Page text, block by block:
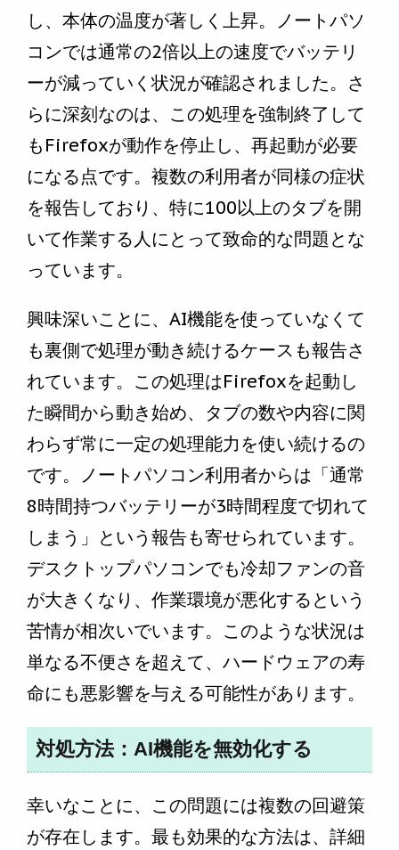
し、本体の温度が著しく上昇。ノートパソ
コンでは通常の2倍以上の速度でバッテリ
ーが減っていく状況が確認されました。さ
らに深刻なのは、この処理を強制終了して
もFirefoxが動作を停止し、再起動が必要
になる点です。複数の利用者が同様の症状
を報告しており、特に100以上のタブを開
いて作業する人にとって致命的な問題とな
っています。
興味深いことに、AI機能を使っていなくて
も裏側で処理が動き続けるケースも報告さ
れています。この処理はFirefoxを起動し
た瞬間から動き始め、タブの数や内容に関
わらず常に一定の処理能力を使い続けるの
です。ノートパソコン利用者からは「通常
8時間持つバッテリーが3時間程度で切れて
しまう」という報告も寄せられています。
デスクトップパソコンでも冷却ファンの音
が大きくなり、作業環境が悪化するという
苦情が相次いでいます。このような状況は
単なる不便さを超えて、ハードウェアの寿
命にも悪影響を与える可能性があります。
対処方法：AI機能を無効化する
幸いなことに、この問題には複数の回避策
が存在します。最も効果的な方法は、詳細